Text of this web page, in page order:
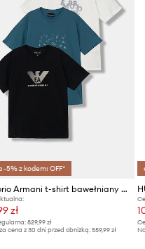
-5% z kodem: OFF*
Emporio Armani t-shirt bawełniany dziecięcy 3-pack
zł
829,99 zł
cena z 30 dni przed obniżką:559,99 zł